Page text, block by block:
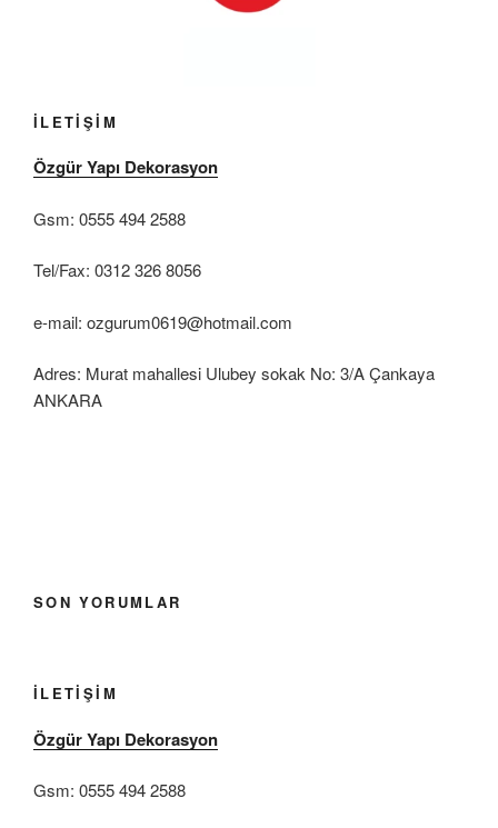
İLETİŞİM
Özgür Yapı Dekorasyon
Gsm: 0555 494 2588
Tel/Fax: 0312 326 8056
e-mail: ozgurum0619@hotmail.com
Adres: Murat mahallesi Ulubey sokak No: 3/A Çankaya
ANKARA
SON YORUMLAR
İLETIŞIM
Özgür Yapı Dekorasyon
Gsm: 0555 494 2588